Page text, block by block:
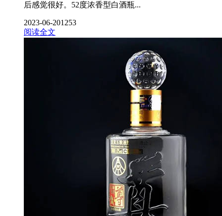
后感觉很好。52度浓香型白酒瓶...
2023-06-201253
阅读全文